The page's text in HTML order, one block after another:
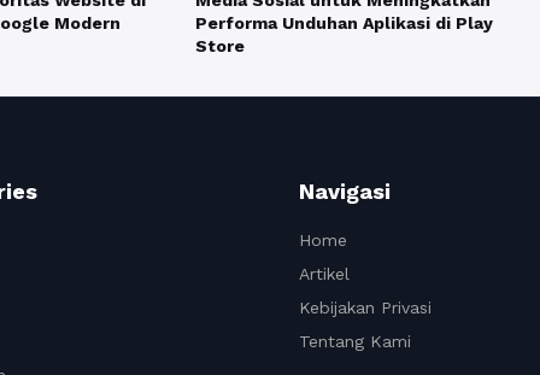
Modern
Performa Unduhan Aplikasi di Play
Store
Navigasi
Home
Artikel
Kebijakan Privasi
Tentang Kami